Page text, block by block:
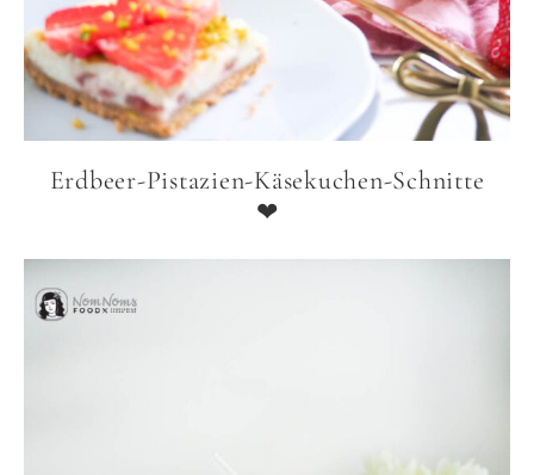
Erdbeer-Pistazien-Käsekuchen-Schnitte
❤